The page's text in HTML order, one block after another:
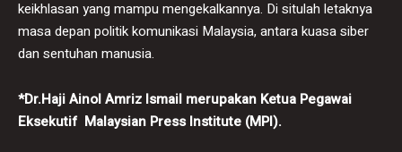
keikhlasan yang mampu mengekalkannya. Di situlah letaknya
masa depan politik komunikasi Malaysia, antara kuasa siber
dan sentuhan manusia.
*Dr.Haji Ainol Amriz Ismail merupakan Ketua Pegawai
Eksekutif Malaysian Press Institute (MPI).